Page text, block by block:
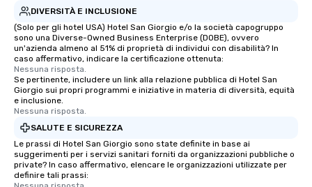
DIVERSITÀ E INCLUSIONE
(Solo per gli hotel USA) Hotel San Giorgio e/o la società capogruppo
sono una Diverse-Owned Business Enterprise (DOBE), ovvero
un'azienda almeno al 51% di proprietà di individui con disabilità? In
caso affermativo, indicare la certificazione ottenuta:
Nessuna risposta.
Se pertinente, includere un link alla relazione pubblica di Hotel San
Giorgio sui propri programmi e iniziative in materia di diversità, equità
e inclusione.
Nessuna risposta.
SALUTE E SICUREZZA
Le prassi di Hotel San Giorgio sono state definite in base ai
suggerimenti per i servizi sanitari forniti da organizzazioni pubbliche o
private? In caso affermativo, elencare le organizzazioni utilizzate per
definire tali prassi: